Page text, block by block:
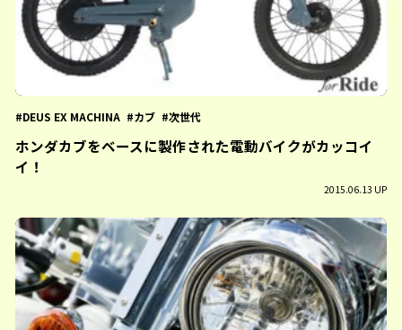
DEUS EX MACHINA カブ 次世代
ホンダカブをベースに製作された電動バイクがカッコイ
イ！
2015.06.13 UP